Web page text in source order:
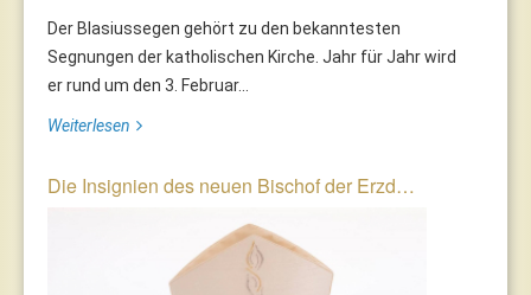
Der Blasiussegen gehört zu den bekanntesten
Segnungen der katholischen Kirche. Jahr für Jahr wird
er rund um den 3. Februar...
Weiterlesen
Die Insignien des neuen Bischof der Erzd…